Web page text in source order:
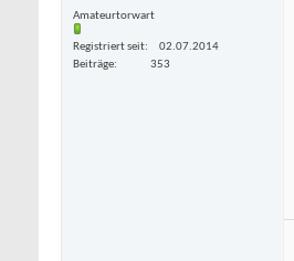
Amateurtorwart
Registriert seit
02.07.2014
Beiträge
353